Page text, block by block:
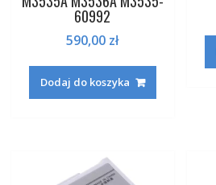
60992
590,00 zł
Dodaj do koszyka